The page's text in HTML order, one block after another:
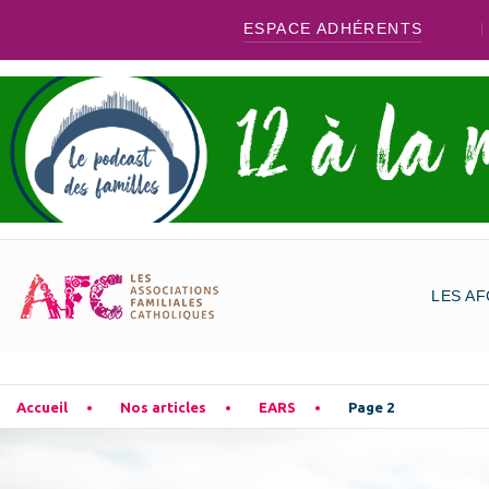
ESPACE ADHÉRENTS
LES
Accueil Nos articles EARS Page 2